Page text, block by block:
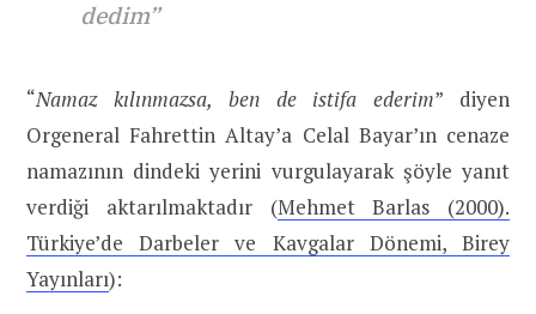
dedim”
“Namaz kılınmazsa, ben de istifa ederim” diyen
Orgeneral Fahrettin Altay’a Celal Bayar’ın cenaze
namazının dindeki yerini vurgulayarak şöyle yanıt
verdiği aktarılmaktadır (Mehmet Barlas (2000).
Türkiye’de Darbeler ve Kavgalar Dönemi, Birey
Yayınları):